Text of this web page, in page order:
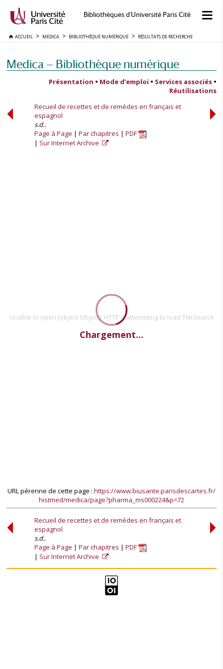
Bibliothèques d'Université Paris Cité
ACCUEIL MEDICA BIBLIOTHÈQUE NUMÉRIQUE RÉSULTATS DE RECHERCHE
Medica — Bibliothèque numérique
Présentation • Mode d’emploi • Services associés •
Réutilisations
Recueil de recettes et de remèdes en français et
espagnol
s.d..
Page à Page
Par chapitres
PDF
Sur Internet Archive
Unable to open [object Object]: HTTP 0 attempting to load TileSource
Chargement...
URL pérenne de cette page : https://www.biusante.parisdescartes.fr/
histmed/medica/page?pharma_ms000224&p=72
Recueil de recettes et de remèdes en français et
espagnol
s.d..
Page à Page
Par chapitres
PDF
Sur Internet Archive